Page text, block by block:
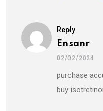
Reply
Ensanr
02/02/2024
purchase
buy